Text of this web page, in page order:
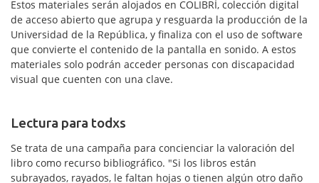
Estos materiales serán alojados en COLIBRÍ, colección digital
de acceso abierto que agrupa y resguarda la producción de la
Universidad de la República, y finaliza con el uso de software
que convierte el contenido de la pantalla en sonido. A estos
materiales solo podrán acceder personas con discapacidad
visual que cuenten con una clave.
Lectura para todxs
Se trata de una campaña para concienciar la valoración del
libro como recurso bibliográfico. "Si los libros están
subrayados, rayados, le faltan hojas o tienen algún otro daño